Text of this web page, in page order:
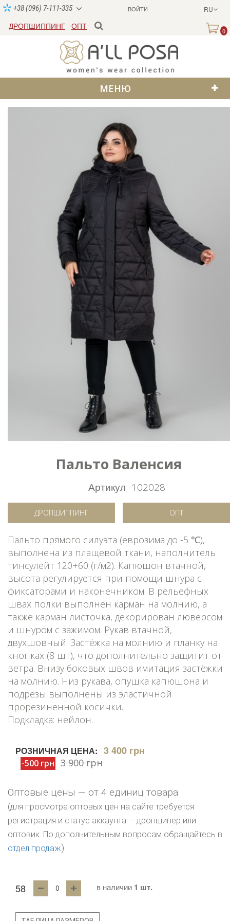
ВОЙТИ RU
+38 (096) 7-111-335
ДРОПШИППИНГ ОПТ
0
МЕНЮ
Пальто Валенсия
Артикул 102028
ДРОПШИППИНГ ОПТ
Пальто прямого силуэта (еврозима до -5 ℃),
выполнена из плащевой ткани, наполнитель
тинсулейт 120+60 (г/м2). Капюшон втачной,
высота регулируется при помощи шнура с
фиксаторами и наконечником. В рельефных
швах полки выполнен карман на молнию, а
также карман листочка, декорирован люверсом
и шнуром с зажимом. Рукав втачной,
двухшовный. Застёжка на молнию и планку на
кнопках (8 шт), что дополнительно защитит от
ветра. Внизу боковых швов имитация застёжки
на молнию. Низ рукава, опушка капюшона и
подрезы выполнены из эластичной
прорезиненной косички.
Подкладка: нейлон.
РОЗНИЧНАЯ ЦЕНА: 3 400 грн
-500 грн 3 900 грн
Оптовые цены — от 4 единиц товара
(для просмотра оптовых цен на сайте требуется
регистрация и статус аккаунта — дропшипер или
оптовик. По дополнительным вопросам обращайтесь в
отдел продаж)
58 в наличии 1 шт.